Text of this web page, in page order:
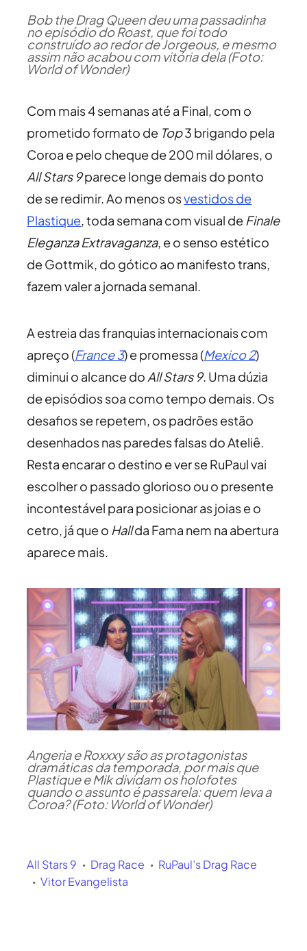
Bob the Drag Queen deu uma passadinha
no episódio do Roast, que foi todo
construído ao redor de Jorgeous, e mesmo
assim não acabou com vitória dela (Foto:
World of Wonder)
Com mais 4 semanas até a Final, com o
prometido formato de Top3 brigando pela
Coroa e pelo cheque de 200 mil dólares, o
All Stars 9parece longe demais do ponto
de se redimir. Ao menos osvestidos de
Plastique, toda semana com visual de Finale
Eleganza Extravaganza, e o senso estético
de Gottmik, do gótico ao manifesto trans,
fazem valer a jornada semanal.
A estreia das franquias internacionais com
apreço (France 3) e promessa (Mexico 2)
diminui o alcance do All Stars 9. Uma dúzia
de episódios soa como tempo demais. Os
desafios se repetem, os padrões estão
desenhados nas paredes falsas do Ateliê.
Resta encarar o destino e ver se RuPaul vai
escolher o passado glorioso ou o presente
incontestável para posicionar as joias e o
cetro, já que o Hallda Fama nem na abertura
aparece mais.
Angeria e Roxxxy são as protagonistas
dramáticas da temporada, por mais que
Plastique e Mik dividam os holofotes
quando o assunto é passarela: quem leva a
Coroa? (Foto: World of Wonder)
All Stars 9 Drag Race RuPaul’s Drag Race
Vitor Evangelista